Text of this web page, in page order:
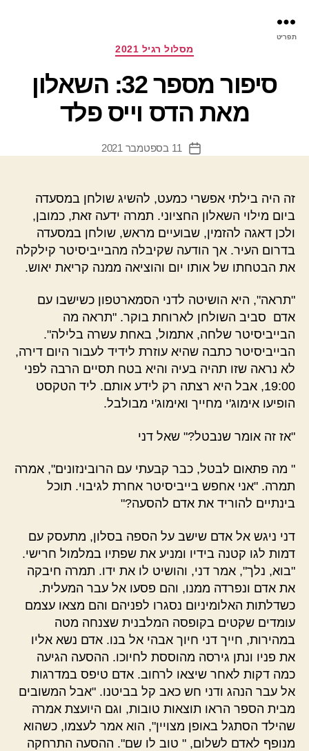
תפריט
קטגוריותמסלול רגיל 2021
סיפור מספר 32: השאלון
מאת הדס וייס פלד
תאריך
11 בספטמבר 2021
זה היה בילתי אפשרי כמעט, להשיג שולחן במסעדה
ביום מילוי השאלון החציוני. תמרה ידעה זאת, כמובן,
ולכן דאגה להזמין, שבועיים מראש, שולחן במסעדה
בדרום העיר. אך הודעה שקיבלה מהבייביסיטר קילקלה
את הבטחתו של אותו יום והוציאה ממנה קריאת יאוש.
"תראה", היא הושיטה לדני הסמארטפון כשישבו עם
אדם סביב השולחן לארוחת בוקר. "תראה מה
הבייביסיטר שלחה, אתמול, באחת עשרה בלילה".
הבייביסיטר כתבה שהיא עוזרת לידיד לעבור היום דירה,
לא נראה שזו תהיה בעיה והיא בטח תסיים הרבה לפני
19:00, אבל היא רצתה רק לידע אותם. ליד הטקסט
הופיעו אימוג'י מחייך ואימוג'י מבולבל.
"אז זה אומר שנבטל?" שאל דני
" מה פתאום לבטל, כבר קבעתי עם הרובינזונים", אמרה
תמרה. "אני אחפש בייביסיטר אחרת לגיבוי. תוכל
בינתיים להוריד את אדם להסעה?"
דני ניגש אל אדם שישב על הספה בסלון, מתעסק עם
דמות לגו קטנה בידיו ומניע את שפתיו במלמול חרישי.
"בוא, נלך", אמר דני, והושיט לו את ידו. תמרה חיבקה
את אדם ונפרדה ממנו, והם פסעו אל עבר המעלית.
כשדלתות האלומיניום נסגרו לפניהם והם מצאו עצמם
עומדים שקטים בקופסה המלבנית שצנחה מטה
במהירות, חייך דני חיוך אבהי אל בנו. אדם נשא אליו
את פניו ונתן גירסה מהוססת לחיוכו. ההסעה הגיעה
כמה דקות לאחר שיצאו לרחוב. אדם טיפס במדרגות
אל עבר הנהג ודני חש כאב קל בביטנו. "אבל המשובים
מבית הספר הראו תוצאות טובות, וגם היועצת אמרה
שהילד הסתגל באופן מצויין", הוא אמר לעצמו, כשהוא
מנופף לאדם לשלום, " טוב לו שם". ההסעה התרחקה